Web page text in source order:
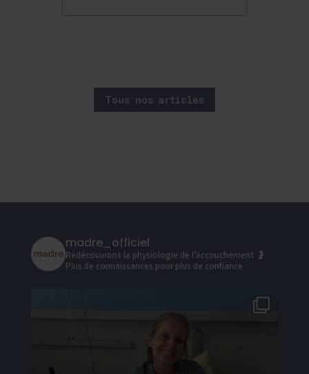
Tous nos articles
madre_officiel
Redécouvrons la physiologie de l’accouchement 🤰
Plus de connaissances pour plus de confiance